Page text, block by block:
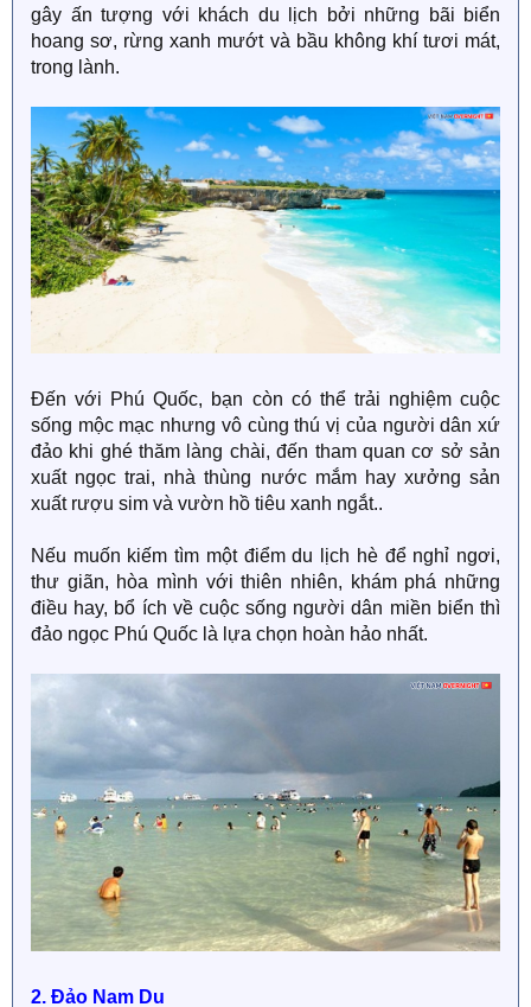
gây ấn tượng với khách du lịch bởi những bãi biển
hoang sơ, rừng xanh mướt và bầu không khí tươi mát,
trong lành.
Đến với Phú Quốc, bạn còn có thể trải nghiệm cuộc
sống mộc mạc nhưng vô cùng thú vị của người dân xứ
đảo khi ghé thăm làng chài, đến tham quan cơ sở sản
xuất ngọc trai, nhà thùng nước mắm hay xưởng sản
xuất rượu sim và vườn hồ tiêu xanh ngắt..
Nếu muốn kiếm tìm một điểm du lịch hè để nghỉ ngơi,
thư giãn, hòa mình với thiên nhiên, khám phá những
điều hay, bổ ích về cuộc sống người dân miền biển thì
đảo ngọc Phú Quốc là lựa chọn hoàn hảo nhất.
2. Đảo Nam Du